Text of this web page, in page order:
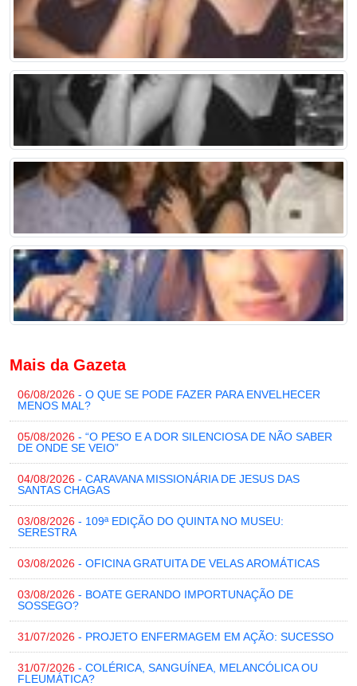
Mais da Gazeta
06/08/2026 - O QUE SE PODE FAZER PARA ENVELHECER
MENOS MAL?
05/08/2026 - “O PESO E A DOR SILENCIOSA DE NÃO SABER
DE ONDE SE VEIO”
04/08/2026 - CARAVANA MISSIONÁRIA DE JESUS DAS
SANTAS CHAGAS
03/08/2026 - 109ª EDIÇÃO DO QUINTA NO MUSEU:
SERESTRA
03/08/2026 - OFICINA GRATUITA DE VELAS AROMÁTICAS
03/08/2026 - BOATE GERANDO IMPORTUNAÇÃO DE
SOSSEGO?
31/07/2026 - PROJETO ENFERMAGEM EM AÇÃO: SUCESSO
31/07/2026 - COLÉRICA, SANGUÍNEA, MELANCÓLICA OU
FLEUMÁTICA?